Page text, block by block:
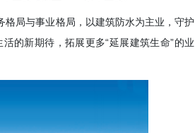
格局与事业格局，以建筑防水为主业，守护
的新期待，拓展更多“延展建筑生命”的业